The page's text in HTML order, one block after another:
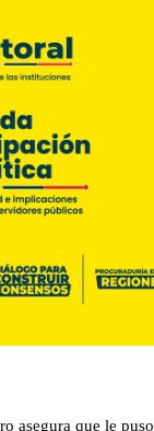
asegura que le puso